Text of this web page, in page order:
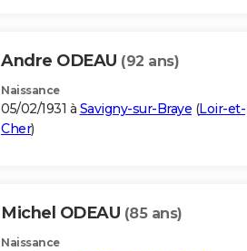
Andre ODEAU (92 ans)
Naissance
05/02/1931 à Savigny-sur-Braye (Loir-et-
Cher)
Michel ODEAU (85 ans)
Naissance